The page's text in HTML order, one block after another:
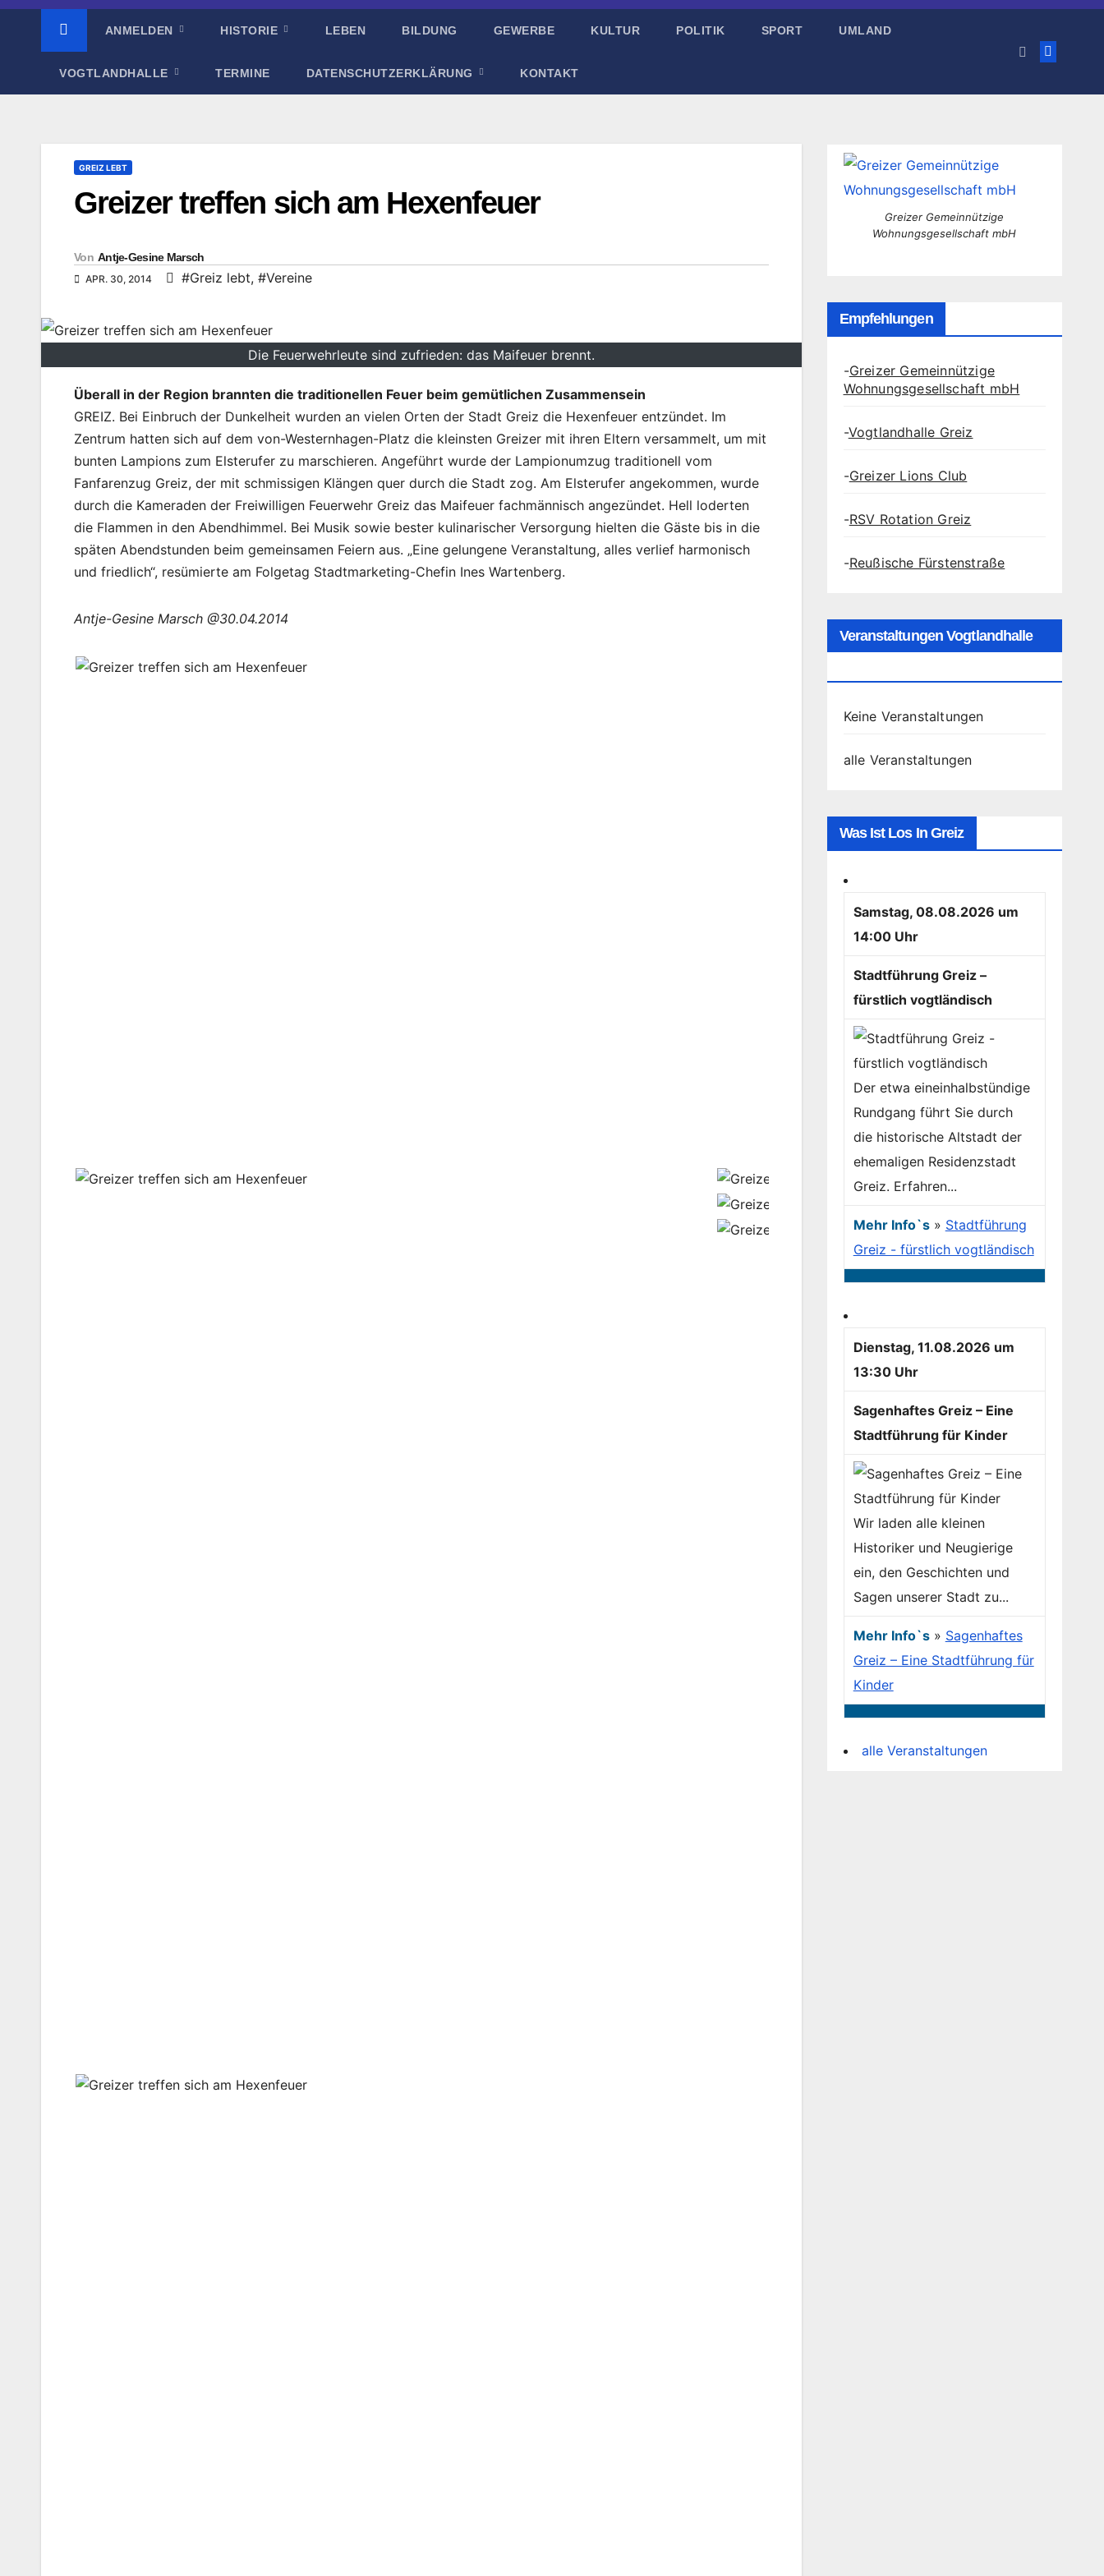
ANMELDEN HISTORIE LEBEN BILDUNG GEWERBE KULTUR POLITIK SPORT UMLAND
VOGTLANDHALLE TERMINE DATENSCHUTZERKLÄRUNG KONTAKT
GREIZ LEBT
Greizer treffen sich am Hexenfeuer
Von Antje-Gesine Marsch
APR. 30, 2014 #Greiz lebt, #Vereine
Die Feuerwehrleute sind zufrieden: das Maifeuer brennt.
Überall in der Region brannten die traditionellen Feuer beim gemütlichen Zusammensein
GREIZ. Bei Einbruch der Dunkelheit wurden an vielen Orten der Stadt Greiz die Hexenfeuer entzündet. Im
Zentrum hatten sich auf dem von-Westernhagen-Platz die kleinsten Greizer mit ihren Eltern versammelt, um mit
bunten Lampions zum Elsterufer zu marschieren. Angeführt wurde der Lampionumzug traditionell vom
Fanfarenzug Greiz, der mit schmissigen Klängen quer durch die Stadt zog. Am Elsterufer angekommen, wurde
durch die Kameraden der Freiwilligen Feuerwehr Greiz das Maifeuer fachmännisch angezündet. Hell loderten
die Flammen in den Abendhimmel. Bei Musik sowie bester kulinarischer Versorgung hielten die Gäste bis in die
späten Abendstunden beim gemeinsamen Feiern aus. „Eine gelungene Veranstaltung, alles verlief harmonisch
und friedlich“, resümierte am Folgetag Stadtmarketing-Chefin Ines Wartenberg.
Antje-Gesine Marsch @30.04.2014
Greizer Gemeinnützige
Wohnungsgesellschaft mbH
Empfehlungen
-Greizer Gemeinnützige
Wohnungsgesellschaft mbH
-Vogtlandhalle Greiz
-Greizer Lions Club
-RSV Rotation Greiz
-Reußische Fürstenstraße
Veranstaltungen Vogtlandhalle
Keine Veranstaltungen
alle Veranstaltungen
Was Ist Los In Greiz
Samstag, 08.08.2026 um
14:00 Uhr
Stadtführung Greiz –
fürstlich vogtländisch
Der etwa eineinhalbstündige
Rundgang führt Sie durch
die historische Altstadt der
ehemaligen Residenzstadt
Greiz. Erfahren...
Mehr Info`s» Stadtführung
Greiz - fürstlich vogtländisch
Dienstag, 11.08.2026 um
13:30 Uhr
Sagenhaftes Greiz – Eine
Stadtführung für Kinder
Wir laden alle kleinen
Historiker und Neugierige
ein, den Geschichten und
Sagen unserer Stadt zu...
Mehr Info`s» Sagenhaftes
Greiz – Eine Stadtführung für
Kinder
alle Veranstaltungen